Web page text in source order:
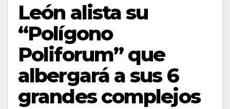
León alista su
“Polígono
Poliforum” que
albergará a sus 6
grandes complejos